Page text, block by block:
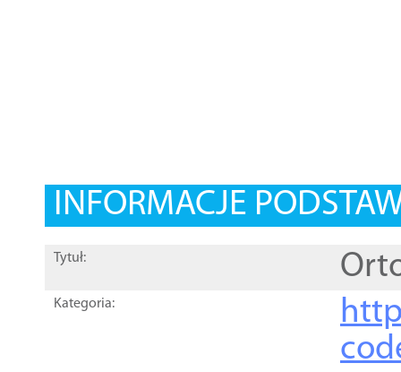
INFORMACJE
Tytuł:
Kategoria: